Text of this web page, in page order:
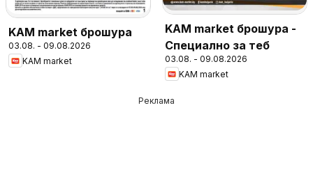
KAM market брошура
03.08. - 09.08.2026
KAM market
KAM market брошура -
Специално за теб
03.08. - 09.08.2026
KAM market
Реклама